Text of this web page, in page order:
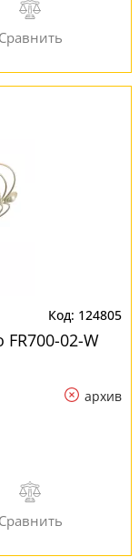
124805
02-W
архив